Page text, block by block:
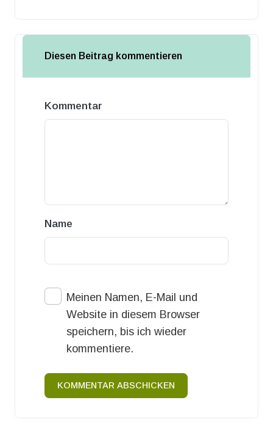
Diesen Beitrag kommentieren
Kommentar
Name
Meinen Namen, E-Mail und
Website in diesem Browser
speichern, bis ich wieder
kommentiere.
KOMMENTAR ABSCHICKEN